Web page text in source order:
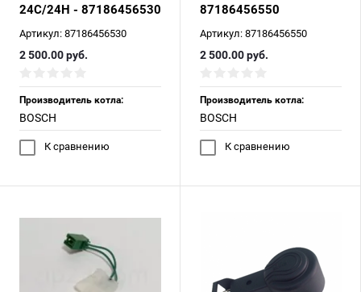
24C/24H - 87186456530
Артикул: 87186456530
2 500.00руб.
Производитель котла:
BOSCH
К сравнению
87186456550
Артикул: 87186456550
2 500.00руб.
Производитель котла:
BOSCH
К сравнению